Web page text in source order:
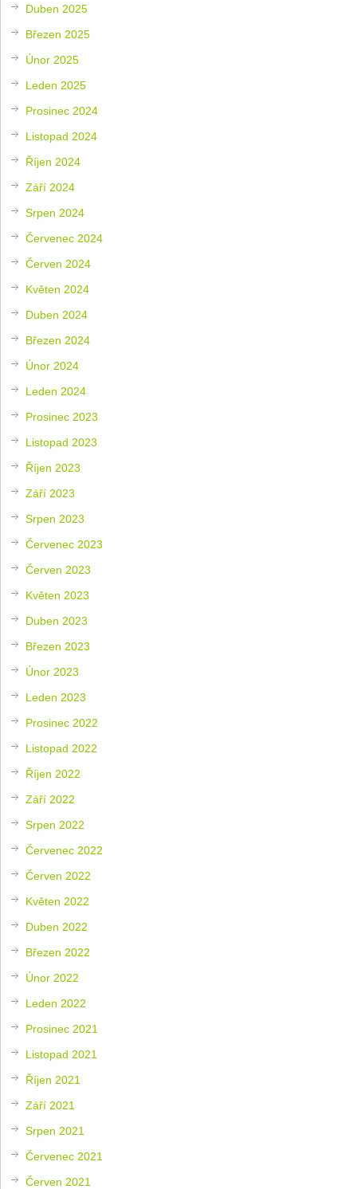
Duben 2025
Březen 2025
Únor 2025
Leden 2025
Prosinec 2024
Listopad 2024
Říjen 2024
Září 2024
Srpen 2024
Červenec 2024
Červen 2024
Květen 2024
Duben 2024
Březen 2024
Únor 2024
Leden 2024
Prosinec 2023
Listopad 2023
Říjen 2023
Září 2023
Srpen 2023
Červenec 2023
Červen 2023
Květen 2023
Duben 2023
Březen 2023
Únor 2023
Leden 2023
Prosinec 2022
Listopad 2022
Říjen 2022
Září 2022
Srpen 2022
Červenec 2022
Červen 2022
Květen 2022
Duben 2022
Březen 2022
Únor 2022
Leden 2022
Prosinec 2021
Listopad 2021
Říjen 2021
Září 2021
Srpen 2021
Červenec 2021
Červen 2021